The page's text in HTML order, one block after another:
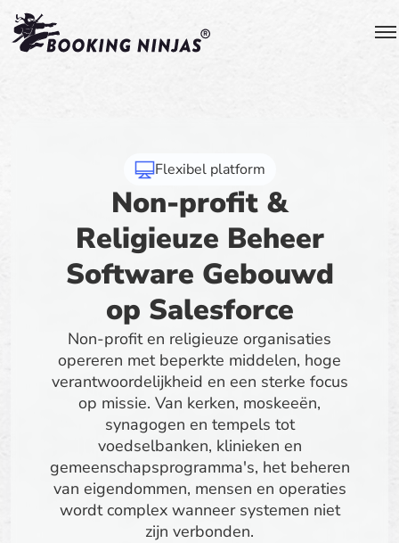
Flexibel platform
Non-profit &
Religieuze Beheer
Software Gebouwd
op Salesforce
Non-profit en religieuze organisaties
opereren met beperkte middelen, hoge
verantwoordelijkheid en een sterke focus
op missie. Van kerken, moskeeën,
synagogen en tempels tot
voedselbanken, klinieken en
gemeenschapsprogramma's, het beheren
van eigendommen, mensen en operaties
wordt complex wanneer systemen niet
zijn verbonden.